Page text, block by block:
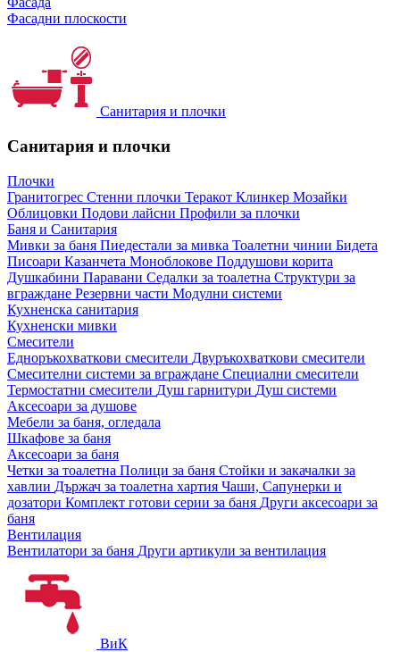
Фасадни плоскости
Санитария и плочки
Санитария и плочки
Плочки
Гранитогрес Стенни плочки Теракот Клинкер Мозайки
Облицовки Подови лайсни Профили за плочки
Баня и Санитария
Мивки за баня Пиедестали за мивка Тоалетни чинии Бидета
Писоари Казанчета Моноблокове Поддушови корита
Душкабини Паравани Седалки за тоалетна Структури за
вграждане Резервни части Модулни системи
Кухненска санитария
Кухненски мивки
Смесители
Едноръкохваткови смесители Двуръкохваткови смесители
Смесителни системи за вграждане Специални смесители
Термостатни смесители Душ гарнитури Душ системи
Аксесоари за душове
Мебели за баня, огледала
Шкафове за баня
Аксесоари за баня
Четки за тоалетна Полици за баня Стойки и закачалки за
хавлии Държач за тоалетна хартия Чаши, Сапунерки и
дозатори Комплект готови серии за баня Други аксесоари за
баня
Вентилация
Вентилатори за баня Други артикули за вентилация
ВиК